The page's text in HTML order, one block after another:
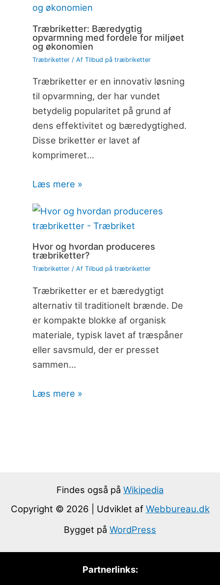
Træbriketter: Bæredygtig
opvarmning med fordele for miljøet
og økonomien
Træbriketter/ Af Tilbud på træbriketter
Træbriketter er en innovativ løsning
til opvarmning, der har vundet
betydelig popularitet på grund af
dens effektivitet og bæredygtighed.
Disse briketter er lavet af
komprimeret…
Læs mere »
Hvor og hvordan produceres
træbriketter?
Træbriketter/ Af Tilbud på træbriketter
Træbriketter er et bæredygtigt
alternativ til traditionelt brænde. De
er kompakte blokke af organisk
materiale, typisk lavet af træspåner
eller savsmuld, der er presset
sammen…
Læs mere »
Findes også på Wikipedia
Copyright © 2026 | Udviklet af Webbureau.dk
Bygget på WordPress
Partnerlinks: